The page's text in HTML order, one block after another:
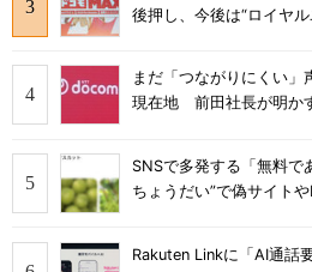
後押し、今後は“ロイヤ
まだ「つながりにくい」
現在地 前田社長が明か
SNSで多発する「無料
ちょうだい”で偽サイト
Rakuten Linkに「AI通話